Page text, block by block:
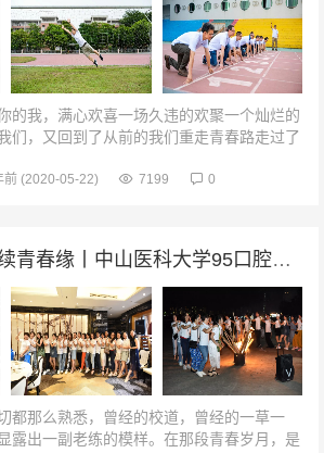
的我，满心欢喜一场久违的欢聚一个灿烂的
们，又回到了从前的我们重走青春路走过了
宴熟悉...
前 (2020-05-22) 7199 0
感恩二十载，再续青春缘丨中山医科大学95口腔班20周年
都那么熟悉，曾经的校道，曾经的一草一
露出一副老练的模样。在那段青春岁月，是